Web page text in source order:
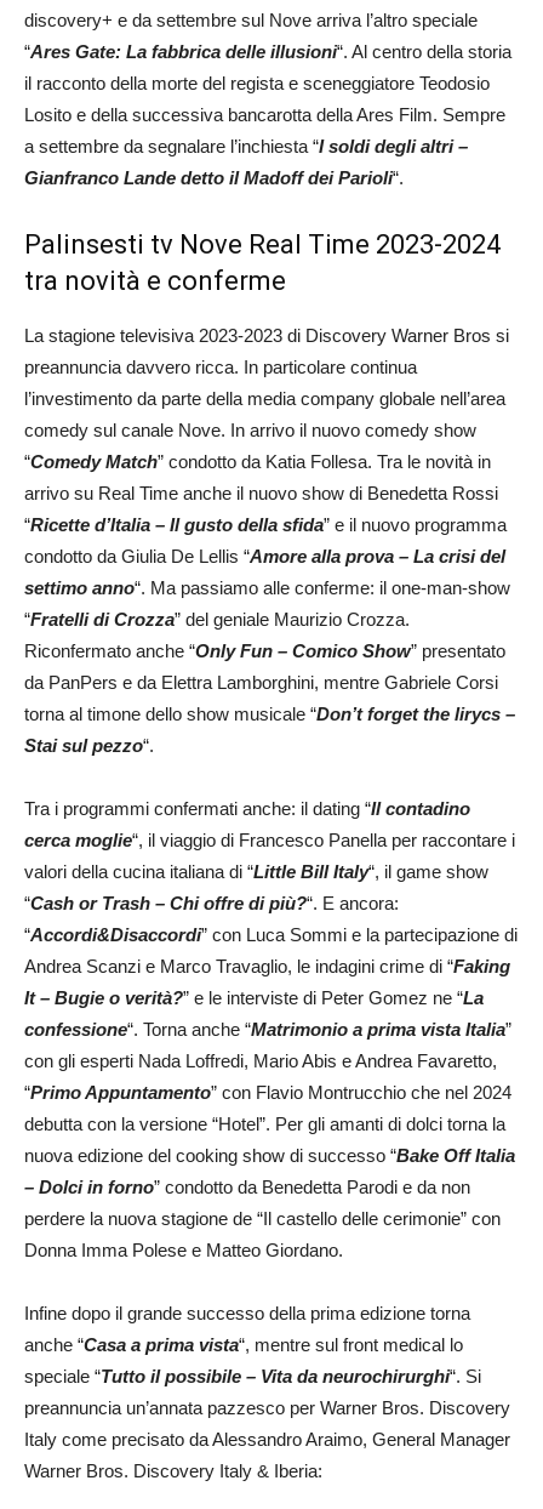
discovery+ e da settembre sul Nove arriva l’altro speciale
“Ares Gate: La fabbrica delle illusioni“. Al centro della storia
il racconto della morte del regista e sceneggiatore Teodosio
Losito e della successiva bancarotta della Ares Film. Sempre
a settembre da segnalare l’inchiesta “I soldi degli altri –
Gianfranco Lande detto il Madoff dei Parioli“.
Palinsesti tv Nove Real Time 2023-2024
tra novità e conferme
La stagione televisiva 2023-2023 di Discovery Warner Bros si
preannuncia davvero ricca. In particolare continua
l’investimento da parte della media company globale nell’area
comedy sul canale Nove. In arrivo il nuovo comedy show
“Comedy Match” condotto da Katia Follesa. Tra le novità in
arrivo su Real Time anche il nuovo show di Benedetta Rossi
“Ricette d’Italia – Il gusto della sfida” e il nuovo programma
condotto da Giulia De Lellis “Amore alla prova – La crisi del
settimo anno“. Ma passiamo alle conferme: il one-man-show
“Fratelli di Crozza” del geniale Maurizio Crozza.
Riconfermato anche “Only Fun – Comico Show” presentato
da PanPers e da Elettra Lamborghini, mentre Gabriele Corsi
torna al timone dello show musicale “Don’t forget the lirycs –
Stai sul pezzo“.
Tra i programmi confermati anche: il dating “Il contadino
cerca moglie“, il viaggio di Francesco Panella per raccontare i
valori della cucina italiana di “Little Bill Italy“, il game show
“Cash or Trash – Chi offre di più?“. E ancora:
“Accordi&Disaccordi” con Luca Sommi e la partecipazione di
Andrea Scanzi e Marco Travaglio, le indagini crime di “Faking
It – Bugie o verità?” e le interviste di Peter Gomez ne “La
confessione“. Torna anche “Matrimonio a prima vista Italia”
con gli esperti Nada Loffredi, Mario Abis e Andrea Favaretto,
“Primo Appuntamento” con Flavio Montrucchio che nel 2024
debutta con la versione “Hotel”. Per gli amanti di dolci torna la
nuova edizione del cooking show di successo “Bake Off Italia
– Dolci in forno” condotto da Benedetta Parodi e da non
perdere la nuova stagione de “Il castello delle cerimonie” con
Donna Imma Polese e Matteo Giordano.
Infine dopo il grande successo della prima edizione torna
anche “Casa a prima vista“, mentre sul front medical lo
speciale “Tutto il possibile – Vita da neurochirurghi“. Si
preannuncia un’annata pazzesco per Warner Bros. Discovery
Italy come precisato da Alessandro Araimo, General Manager
Warner Bros. Discovery Italy & Iberia: